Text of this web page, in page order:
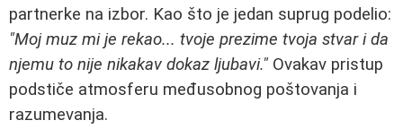
partnerke na izbor. Kao što je jedan suprug podelio:
"Moj muz mi je rekao... tvoje prezime tvoja stvar i da
njemu to nije nikakav dokaz ljubavi." Ovakav pristup
podstiče atmosferu međusobnog poštovanja i
razumevanja.